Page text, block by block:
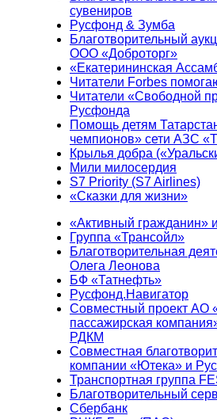
сувениров
Русфонд & Зумба
Благотворительный
ООО «Доброторг»
«Екатерининская
Читатели Forbes
Читатели «Свободной
Русфонда
Помощь детям
чемпионов» сети АЗС
Крылья добра
Мили милосердия
S7 Priority (S7 Airlines)
«Сказки для жизни»
«Активный гражданин»
Группа «Трансойл»
Благотворительная
Олега Леонова
БФ «Татнефть»
Русфонд.Навигатор
Совместный проект АО
пассажирская
РДКМ
Совместная
компании «Ютека» и
Транспортная группа
Благотворительный
Сбербанк